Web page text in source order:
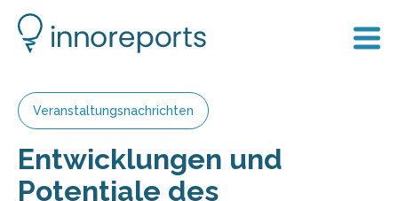
Veranstaltungsnachrichten
Entwicklungen und
Potentiale des